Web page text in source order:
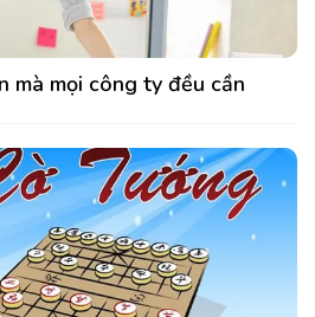
mà mọi công ty đều cần